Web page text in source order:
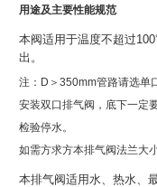
用途及主要性能规范
本阀适用于温度不超过
出。
注：D＞350mm管路请选单
安装双口排气阀 ，底下一定
检验停水。
如需方求方本排气阀法兰大
本排气阀适用水、热水、